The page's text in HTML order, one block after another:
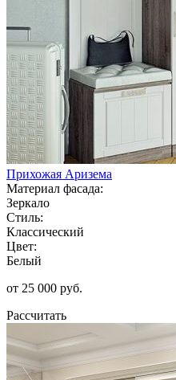
Прихожая Аризема
Материал фасада:
Зеркало
Стиль:
Классический
Цвет:
Белый
от 25 000 руб.
Рассчитать